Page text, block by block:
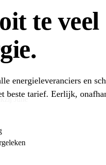
te veel
.
energieleveranciers en
beste tarief. Eerlijk,